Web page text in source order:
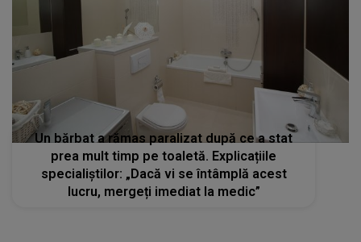
prea mult timp pe toaletă. Explicațiile
specialiștilor: „Dacă vi se întâmplă acest
lucru, mergeți imediat la medic”
STIRI MONDENE